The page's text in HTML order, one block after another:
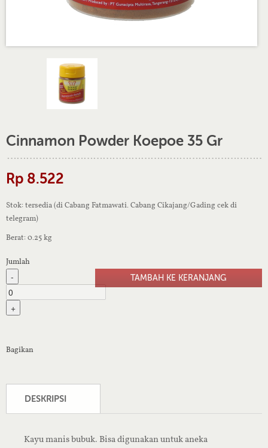
Cinnamon Powder Koepoe 35 Gr
Rp 8.522
Stok: tersedia (di Cabang Fatmawati. Cabang Cikajang/Gading cek di
telegram)
Berat: 0.25 kg
Jumlah
-
+
Bagikan
DESKRIPSI
Kayu manis bubuk. Bisa digunakan untuk aneka